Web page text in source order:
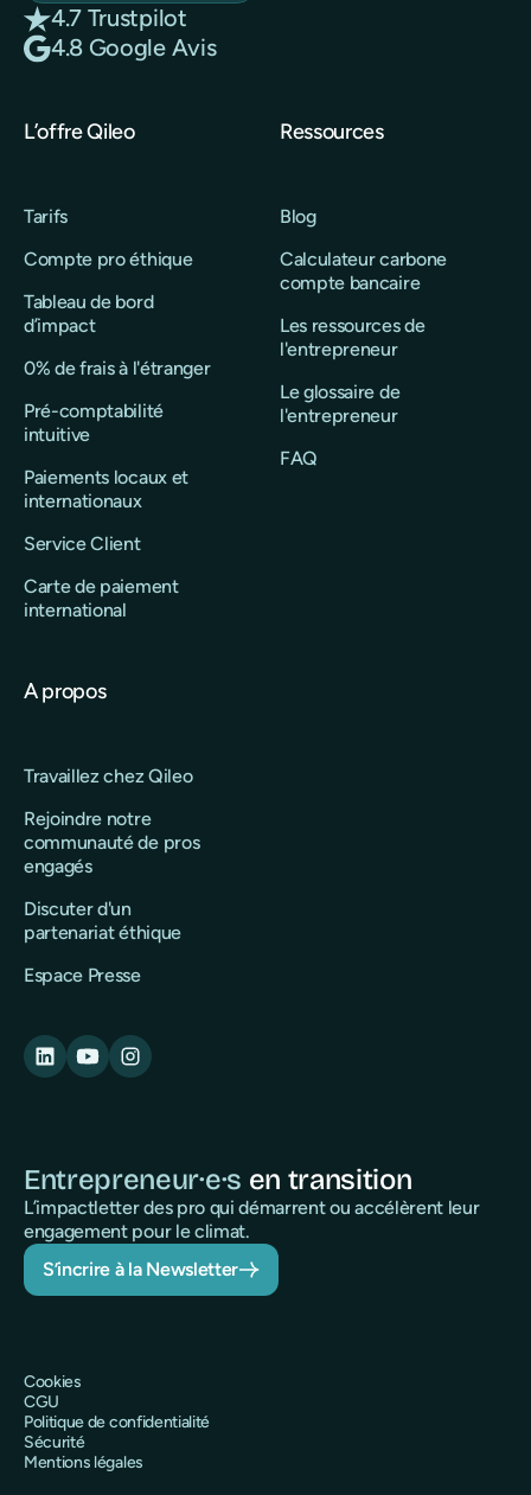
4.7 Trustpilot
4.8 Google Avis
L’offre Qileo
Tarifs
Compte pro éthique
Tableau de bord
d’impact
0% de frais à l'étranger
Pré-comptabilité
intuitive
Paiements locaux et
internationaux
Service Client
Carte de paiement
international
Ressources
Blog
Calculateur carbone
compte bancaire
Les ressources de
l'entrepreneur
Le glossaire de
l'entrepreneur
FAQ
A propos
Travaillez chez Qileo
Rejoindre notre
communauté de pros
engagés
Discuter d'un
partenariat éthique
Espace Presse
Entrepreneur·e·s en transition
L’impactletter des pro qui démarrent ou accélèrent leur
engagement pour le climat.
S’incrire à la Newsletter
Cookies
CGU
Politique de confidentialité
Sécurité
Mentions légales